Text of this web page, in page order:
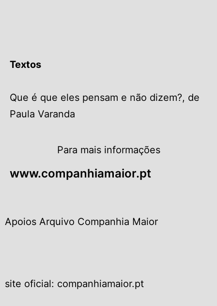
Textos
Que é que eles pensam e não dizem?, de
Paula Varanda
Para mais informações
www.companhiamaior.pt
Apoios Arquivo Companhia Maior
site oficial: companhiamaior.pt